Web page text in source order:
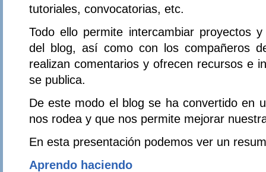
tutoriales, convocatorias, etc.
Todo ello permite intercambiar proyectos
del blog, así como con los compañeros
realizan comentarios y ofrecen recursos e
se publica.
De este modo el blog se ha convertido en
nos rodea y que nos permite mejorar
En esta presentación podemos ver un
Aprendo haciendo